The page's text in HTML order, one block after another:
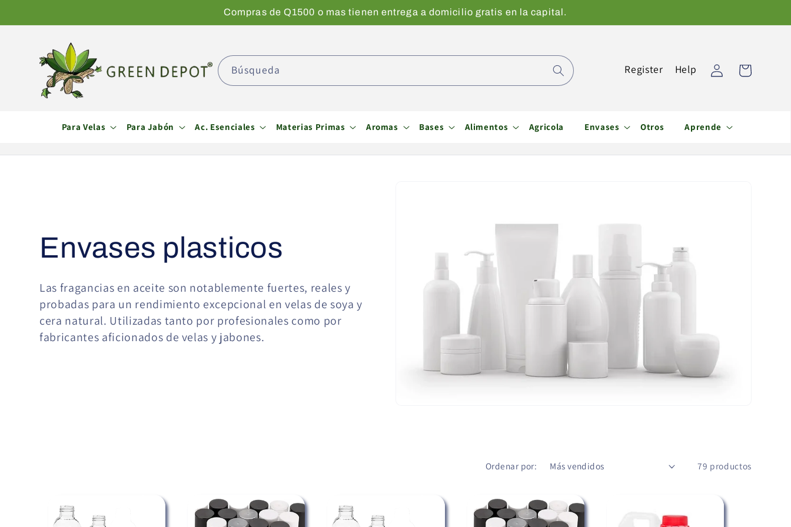
al contenido
Compras de Q1500 o mas tienen entrega a domicilio gratis en la capital.
Para Velas Para Jabón Ac. Esenciales Materias Primas Aromas Bases Alimentos Agricola Envases Otros Aprende
Búsqueda Register Help
Iniciar
sesión
Carrito
C
o
l
Envases plasticos
Las fragancias en aceite son notablemente fuertes, reales y
probadas para un rendimiento excepcional en velas de soya y
cera natural. Utilizadas tanto por profesionales como por
fabricantes aficionados de velas y jabones.
Ordenar por: 79 productos